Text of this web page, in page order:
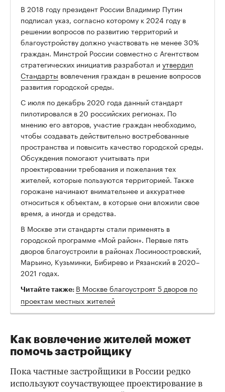
В 2018 году президент России Владимир Путин
подписал указ, согласно которому к 2024 году в
решении вопросов по развитию территорий и
благоустройству должно участвовать не менее 30%
граждан. Минстрой России совместно с Агентством
стратегических инициатив разработал иутвердил
Стандарты вовлечения граждан в решение вопросов
развития городской среды.
С июля по декабрь 2020 года данный стандарт
пилотировался в 20 российских регионах. По
мнению его авторов, участие граждан необходимо,
чтобы создавать действительно востребованные
пространства и повысить качество городской среды.
Обсуждения помогают учитывать при
проектировании требования и пожелания тех
жителей, которые пользуются территорией. Также
горожане начинают внимательнее и аккуратнее
относиться к объектам, в которые они вложили свое
время, а иногда и средства.
В Москве эти стандарты стали применять в
городской программе «Мой район». Первые пять
дворов благоустроили в районах Лосиноостровский,
Марьино, Кузьминки, Бибирево и Рязанский в 2020–
2021 годах.
Читайте также: В Москве благоустроят 5 дворов по
проектам местных жителей
Как вовлечение жителей может
помочь застройщику
Пока частные застройщики в России редко
используют соучаствующее проектирование в